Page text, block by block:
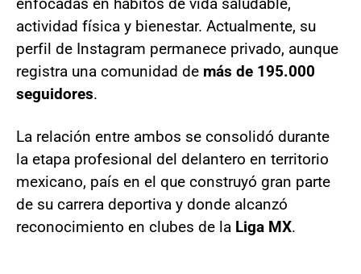
actividad física y bienestar. Actualmente, su
perfil de Instagram permanece privado, aunque
registra una comunidad de más de 195.000
seguidores.
La relación entre ambos se consolidó durante
la etapa profesional del delantero en territorio
mexicano, país en el que construyó gran parte
de su carrera deportiva y donde alcanzó
reconocimiento en clubes de la Liga MX.